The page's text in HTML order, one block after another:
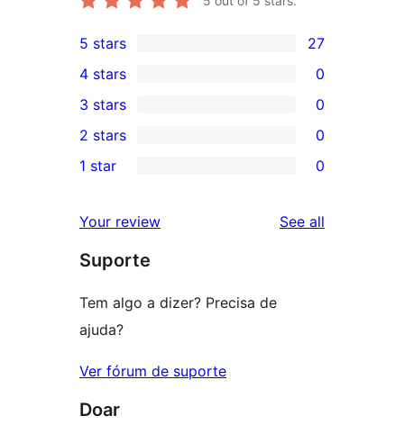
27
5-
star
reviews
5 stars 27
4-
star
reviews
4 stars 0
0
3-
star
3 stars 0
2-
reviews
2 stars 0
star
reviews
1 star 0
Your review See all
Suporte
Tem algo a dizer? Precisa de
ajuda?
Ver fórum de suporte
Doar